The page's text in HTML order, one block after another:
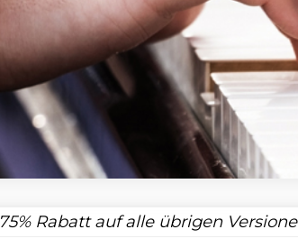
75%Rabatt auf alle übrigen